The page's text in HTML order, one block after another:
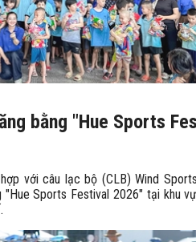
bằng "Hue Sports
với câu lạc bộ (CLB) Wind
"Hue Sports Festival 2026" tại khu